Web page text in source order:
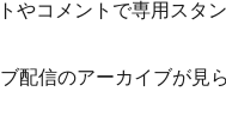
やコメントで専用スタ
配信のアーカイブが見